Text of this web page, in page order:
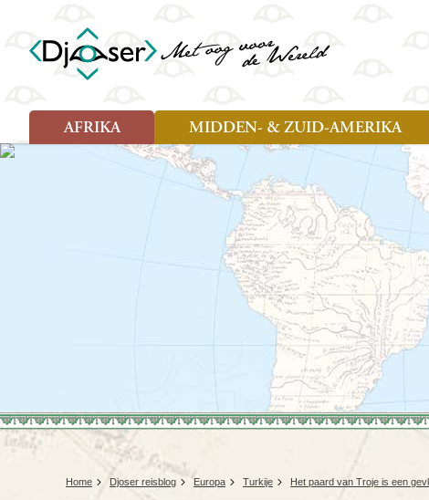
AFRIKA
Landen
Angola
Benin
Botswana
Egypte
Ghana
Kaapverdië
Kenia
Madagaskar
Namibië
Sao
Togo
Zambia
Zanzibar
MIDDEN- & ZUID-AMERIKA
Soort reizen
Rondreis (25)
Familiereis (11)
Cultuur (9)
Natuur (13)
Belize
Bolivia
Brazilië
Chili
Colombia
Costa Rica
Cuba
Ecuador
El Salvador
Home Djoser reisblog Europa Turkije Het paard van Troje is een